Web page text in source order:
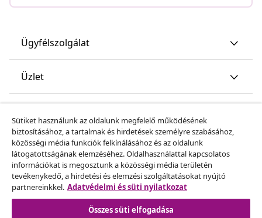
Ügyfélszolgálat
Üzlet
Fedezz fel többet
Sütiket használunk az oldalunk megfelelő működésének
biztosításához, a tartalmak és hirdetések személyre szabásához,
közösségi média funkciók felkínálásához és az oldalunk
látogatottságának elemzéséhez. Oldalhasználattal kapcsolatos
információkat is megosztunk a közösségi média területén
tevékenykedő, a hirdetési és elemzési szolgáltatásokat nyújtó
partnereinkkel. Adatvédelmi és süti nyilatkozat
Összes süti elfogadása